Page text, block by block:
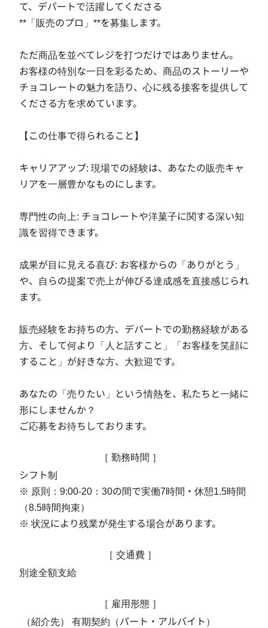
て、デパートで活躍してくださる
**「販売のプロ」**を募集します。
ただ商品を並べてレジを打つだけではありません。
お客様の特別な一日を彩るため、商品のストーリーや
チョコレートの魅力を語り、心に残る接客を提供して
くださる方を求めています。
【この仕事で得られること】
キャリアアップ: 現場での経験は、あなたの販売キャ
リアを一層豊かなものにします。
専門性の向上: チョコレートや洋菓子に関する深い知
識を習得できます。
成果が目に見える喜び: お客様からの「ありがとう」
や、自らの提案で売上が伸びる達成感を直接感じられ
ます。
販売経験をお持ちの方、デパートでの勤務経験がある
方、そして何より「人と話すこと」「お客様を笑顔に
すること」が好きな方、大歓迎です。
あなたの「売りたい」という情熱を、私たちと一緒に
形にしませんか？
ご応募をお待ちしております。
［ 勤務時間 ］
シフト制
※ 原則：9:00-20：30の間で実働7時間・休憩1.5時間
（8.5時間拘束）
※ 状況により残業が発生する場合があります。
［ 交通費 ］
別途全額支給
［ 雇用形態 ］
（紹介先） 有期契約（パート・アルバイト）